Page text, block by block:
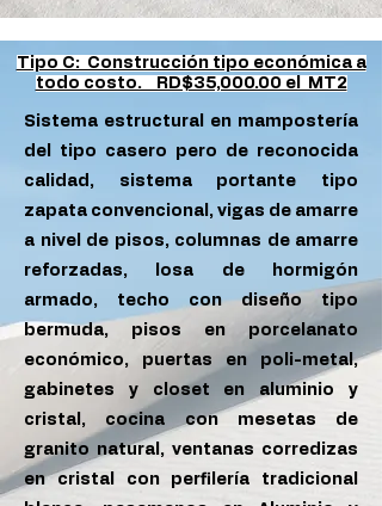
Tipo C: Construcción tipo económica a
todo costo. RD$35,000.00 el MT2
Sistema estructural en mampostería
del tipo casero pero de reconocida
calidad, sistema portante tipo
zapata convencional, vigas de amarre
a nivel de pisos, columnas de amarre
reforzadas, losa de hormigón
armado, techo con diseño tipo
bermuda, pisos en porcelanato
económico, puertas en poli-metal,
gabinetes y closet en aluminio y
cristal, cocina con mesetas de
granito natural, ventanas corredizas
en cristal con perfilería tradicional